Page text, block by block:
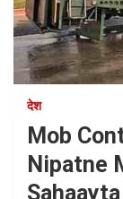
देश
Mob
Nipatne